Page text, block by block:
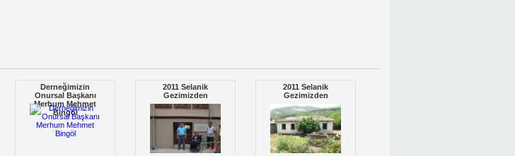
Derneğimizin
Onursal Başkanı
Merhum Mehmet
Bingöl
2011 Selanik
Gezimizden
2011 Selanik
Gezimizden